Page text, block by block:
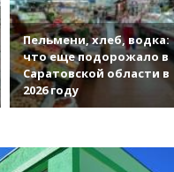
Пельмени, хлеб, водка:
что еще подорожало в
Саратовской области в
2026 году